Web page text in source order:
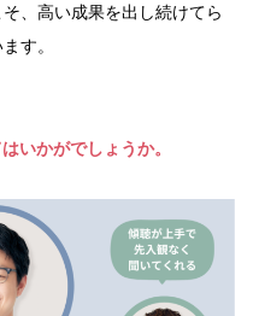
、高い成果を出し続けてら
す。
いかがでしょうか。